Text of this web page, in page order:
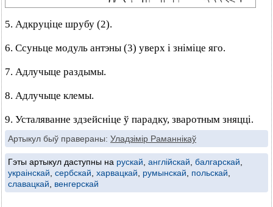
5. Адкруціце шрубу (2).
6. Ссуньце модуль антэны (3) уверх і зніміце яго.
7. Адлучыце раздымы.
8. Адлучыце клемы.
9. Усталяванне здзейсніце ў парадку, зваротным зняцці.
Артыкул быў правераны: Уладзімір Раманнікаў
Гэты артыкул даступны на рускай англійскай балгарскай
украінскай сербскай харвацкай румынскай польскай
славацкай
венгерскай